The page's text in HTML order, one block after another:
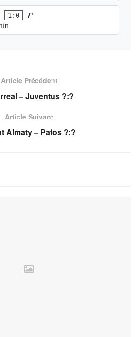
1:0 7'
Article Précédent
– Juventus ?:?
Article Suivant
Almaty – Pafos ?:?